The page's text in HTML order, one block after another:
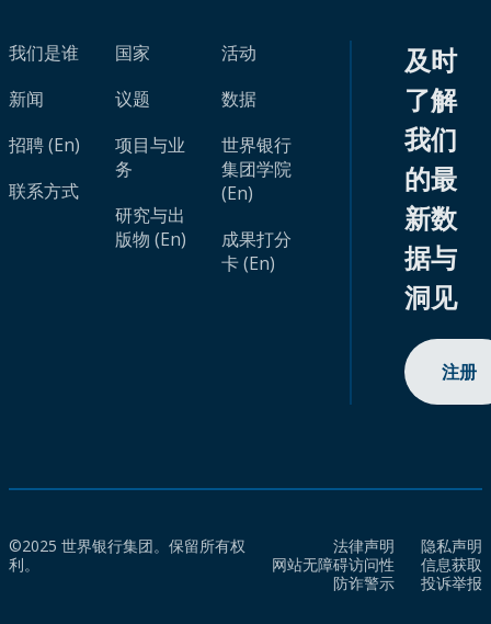
我们是谁
新闻
招聘 (En)
联系方式
国家
议题
项目与业
务
研究与出
版物 (En)
活动
数据
世界银行
集团学院
(En)
成果打分
卡 (En)
及时
了解
我们
的最
新数
据与
洞见
注册
©2025 世界银行集团。保留所有权
利。
法律声明
隐私声明
网站无障碍访问性
信息获取
防诈警示
投诉举报